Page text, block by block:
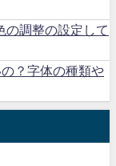
の調整の設定して
？字体の種類や